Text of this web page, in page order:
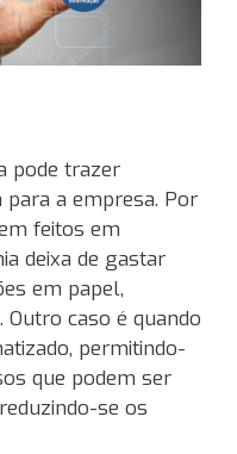
pode trazer
a empresa. Por
feitos em
deixa de gastar
em papel,
Outro caso é quando
permitindo-
que podem ser
se os